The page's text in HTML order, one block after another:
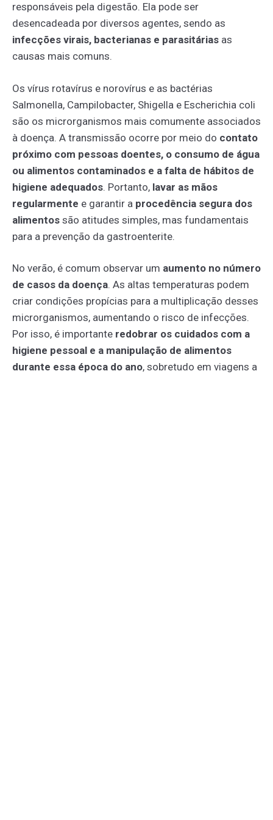
responsáveis pela digestão. Ela pode ser
desencadeada por diversos agentes, sendo as
infecções virais, bacterianas e parasitárias as
causas mais comuns.
Os vírus rotavírus e norovírus e as bactérias
Salmonella, Campilobacter, Shigella e Escherichia coli
são os microrganismos mais comumente associados
à doença. A transmissão ocorre por meio do contato
próximo com pessoas doentes, o consumo de água
ou alimentos contaminados e a falta de hábitos de
higiene adequados. Portanto, lavar as mãos
regularmente e garantir a procedência segura dos
alimentos são atitudes simples, mas fundamentais
para a prevenção da gastroenterite.
No verão, é comum observar um aumento no número
de casos da doença. As altas temperaturas podem
criar condições propícias para a multiplicação desses
microrganismos, aumentando o risco de infecções.
Por isso, é importante redobrar os cuidados com a
higiene pessoal e a manipulação de alimentos
durante essa época do ano, sobretudo em viagens a